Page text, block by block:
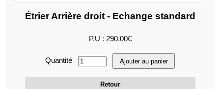
Étrier Arrière droit - Echange standard
P.U : 290.00€
Quantité Ajouter au panier
Retour